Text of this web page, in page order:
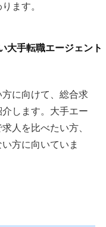
ます。
大手転職エージェント
に向けて、総合求
します。大手エー
人を比べたい方、
方に向いていま